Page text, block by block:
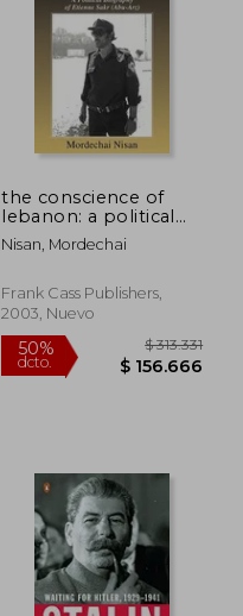
50%
dcto. $
the conscience of
lebanon: a political
biography of etienne
sakr (abu-arz) (en
Nisan, Mordechai
Frank Cass Publishers,
2003, Nuevo